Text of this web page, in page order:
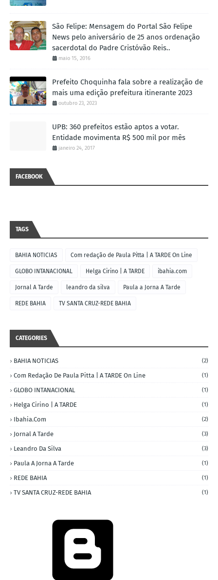
São Felipe: Mensagem do Portal São Felipe
News pelo aniversário de 25 anos ordenação
sacerdotal do Padre Cristóvão Reis..
maio 15, 2016
Prefeito Choquinha fala sobre a realização de
mais uma edição prefeitura itinerante 2023
outubro 23, 2023
UPB: 360 prefeitos estão aptos a votar.
Entidade movimenta R$ 500 mil por mês
janeiro 24, 2017
FACEBOOK
TAGS
BAHIA NOTICIAS Com redação de Paula Pitta | A TARDE On Line
GLOBO INTANACIONAL Helga Cirino | A TARDE ibahia.com
Jornal A Tarde leandro da silva Paula a Jorna A Tarde
REDE BAHIA TV SANTA CRUZ-REDE BAHIA
CATEGORIES
BAHIA NOTICIAS (2)
Com Redação De Paula Pitta | A TARDE On Line (1)
GLOBO INTANACIONAL (1)
Helga Cirino | A TARDE (1)
Ibahia.com (2)
Jornal A Tarde (3)
Leandro Da Silva (3)
Paula A Jorna A Tarde (1)
REDE BAHIA (1)
TV SANTA CRUZ-REDE BAHIA (1)